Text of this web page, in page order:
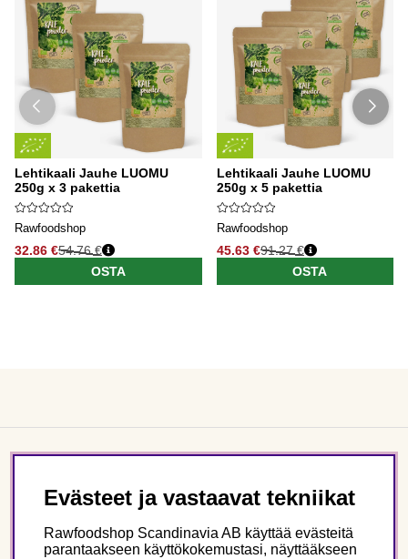
Lehtikaali Jauhe LUOMU
250g x 3 pakettia
Rawfoodshop
32.86 €54.76 €
OSTA
Lehtikaali Jauhe LUOMU
250g x 5 pakettia
Rawfoodshop
45.63 €91.27 €
OSTA
Evästeet ja vastaavat tekniikat
Rawfoodshop Scandinavia AB käyttää evästeitä
parantaakseen käyttökokemustasi, näyttääkseen